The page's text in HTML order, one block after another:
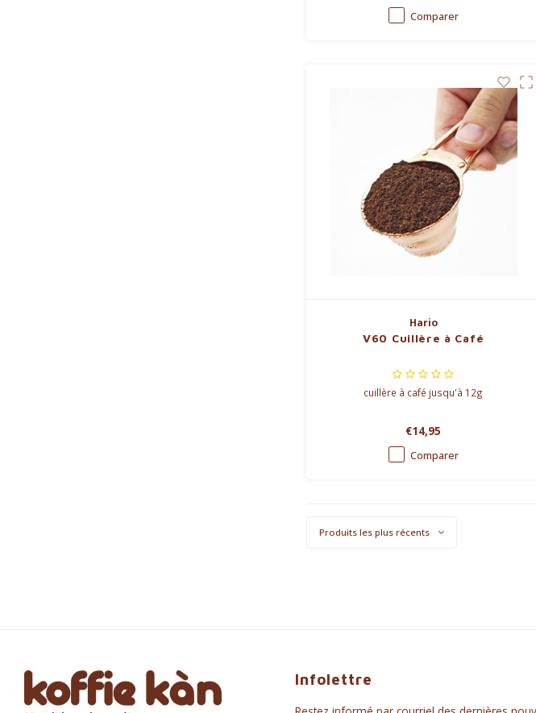
Comparer
Hario
V60 Cuillère à Café
cuillère à café jusqu'à 12g
€14,95
Comparer
Produits les plus récents
Infolettre